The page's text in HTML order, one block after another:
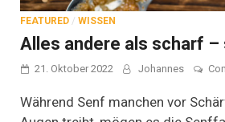
FEATURED / WISSEN
Alles andere als scharf
21. Oktober 2022 Johannes
Während Senf manchen vor